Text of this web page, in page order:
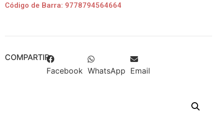
Código de Barra: 9778794564664
COMPARTIR
Facebook WhatsApp Email